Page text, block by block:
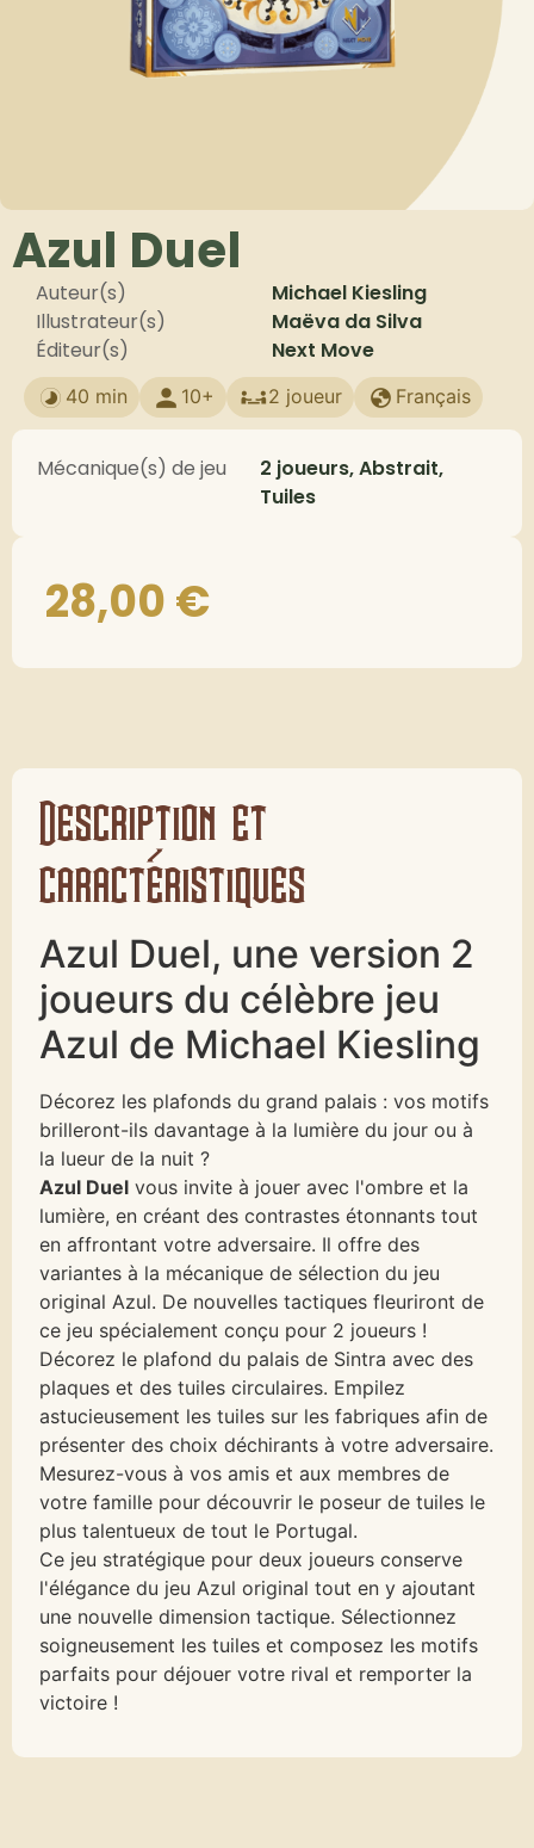
Azul Duel
Auteur(s)
Michael Kiesling
Illustrateur(s)
Maëva da Silva
Éditeur(s)
Next Move
40 min 10+ 2 joueur Français
Mécanique(s) de jeu
2 joueurs, Abstrait,
Tuiles
28,00€
Description et
caractéristiques
Azul Duel, une version 2
joueurs du célèbre jeu
Azul de Michael Kiesling
Décorez les plafonds du grand palais : vos motifs
brilleront-ils davantage à la lumière du jour ou à
la lueur de la nuit ?
Azul Duel vous invite à jouer avec l'ombre et la
lumière, en créant des contrastes étonnants tout
en affrontant votre adversaire. Il offre des
variantes à la mécanique de sélection du jeu
original Azul. De nouvelles tactiques fleuriront de
ce jeu spécialement conçu pour 2 joueurs !
Décorez le plafond du palais de Sintra avec des
plaques et des tuiles circulaires. Empilez
astucieusement les tuiles sur les fabriques afin de
présenter des choix déchirants à votre adversaire.
Mesurez-vous à vos amis et aux membres de
votre famille pour découvrir le poseur de tuiles le
plus talentueux de tout le Portugal.
Ce jeu stratégique pour deux joueurs conserve
l'élégance du jeu Azul original tout en y ajoutant
une nouvelle dimension tactique. Sélectionnez
soigneusement les tuiles et composez les motifs
parfaits pour déjouer votre rival et remporter la
victoire !